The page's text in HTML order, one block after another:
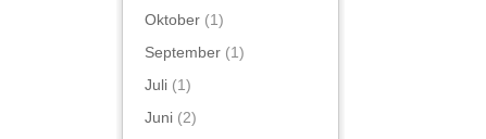
Oktober (1)
September (1)
Juli (1)
Juni (2)